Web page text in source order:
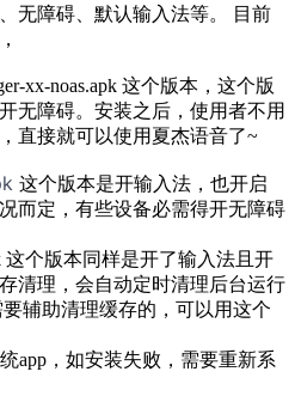
无障碍、默认输入法等。 目前
xx-noas.apk 这个版本，这个版
无障碍。安装之后，使用者不用
直接就可以使用夏杰语音了~
这个版本是开输入法，也开启
而定，有些设备必需得开无障碍
这个版本同样是开了输入法且开
清理，会自动定时清理后台运行
辅助清理缓存的，可以用这个
app，如安装失败，需要重新系